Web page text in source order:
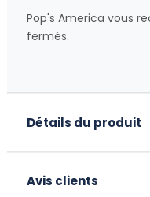
Pop's America vous
fermés.
Détails du produit
Avis clients